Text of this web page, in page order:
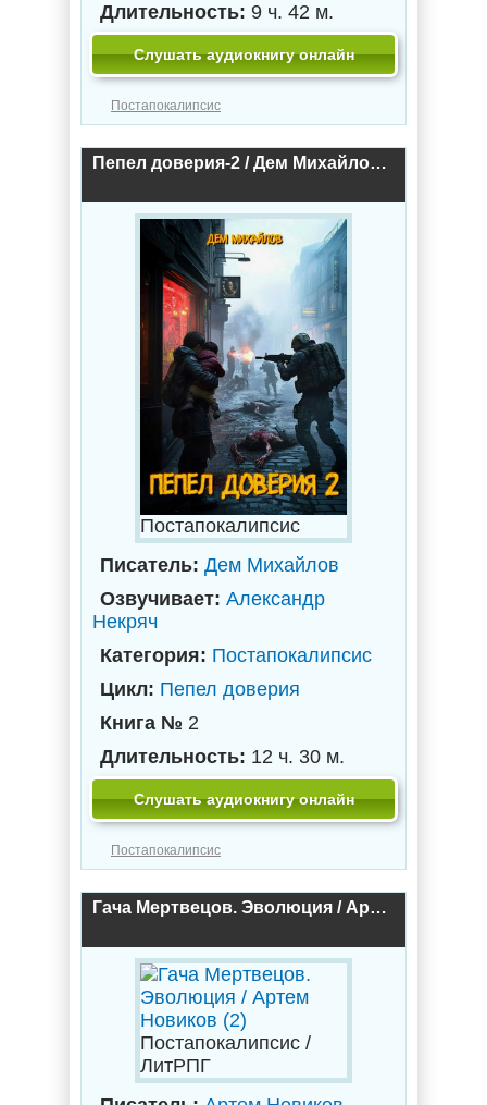
Длительность: 9 ч. 42 м.
Слушать аудиокнигу онлайн
Постапокалипсис
Пепел доверия-2 / Дем Михайлов (2)
Постапокалипсис
Писатель: Дем Михайлов
Озвучивает: Александр
Некряч
Категория: Постапокалипсис
Цикл: Пепел доверия
Книга № 2
Длительность: 12 ч. 30 м.
Слушать аудиокнигу онлайн
Постапокалипсис
Гача Мертвецов. Эволюция / Артем Новиков (2)
Постапокалипсис /
ЛитРПГ